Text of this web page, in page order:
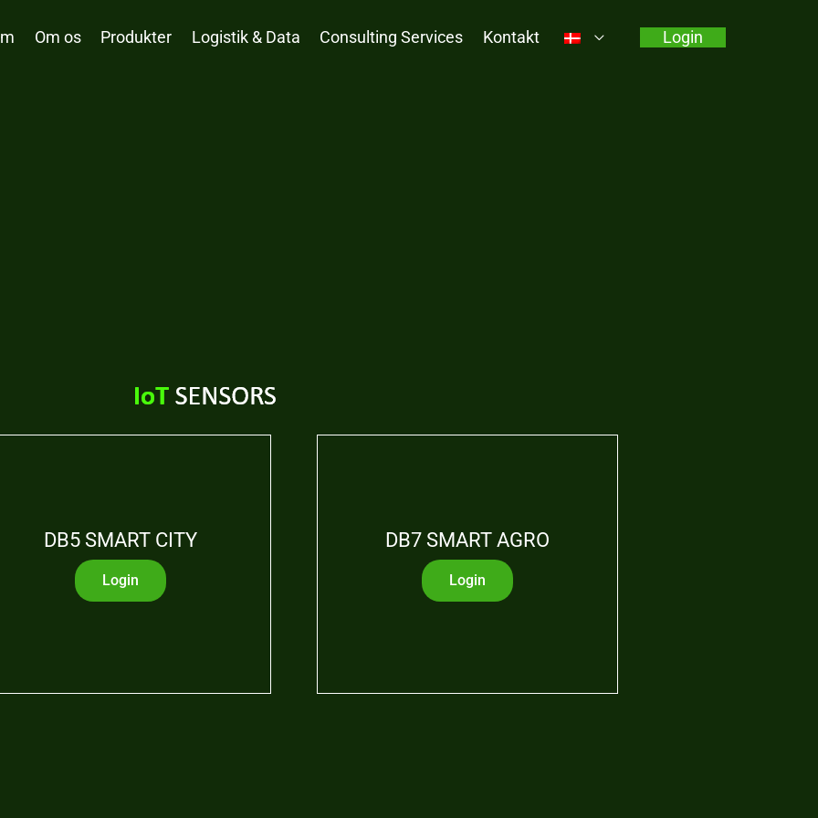
Om os Produkter Logistik & Data Consulting Services Kontakt Login
DB5 SMART CITY
Login
DB7 SMART AGRO
Login